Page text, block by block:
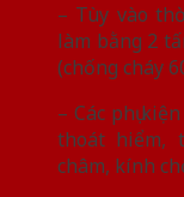
– Tùy vào
làm bằng 2
(chống cháy
– Các phụ
thoát hiểm,
châm, kính